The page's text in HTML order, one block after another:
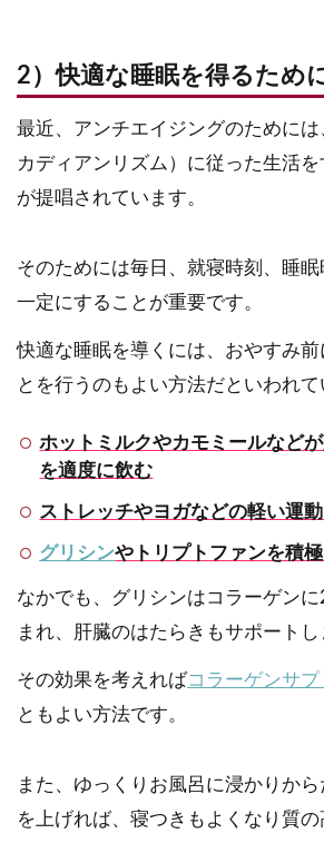
2）快適な睡眠を得るため
最近、アンチエイジングのために
カディアンリズム）に従った生活
が提唱されています。
そのためには毎日、就寝時刻、睡
一定にすることが重要です。
快適な睡眠を導くには、おやすみ前
とを行うのもよい方法だといわれて
ホットミルクやカモミールなど
を適度に飲む
ストレッチやヨガなどの軽い運
グリシンやトリプトファンを積
なかでも、グリシンはコラーゲン
まれ、肝臓のはたらきもサポートし
その効果を考えればコラーゲンサプ
ともよい方法です。
また、ゆっくりお風呂に浸かりか
を上げれば、寝つきもよくなり質の